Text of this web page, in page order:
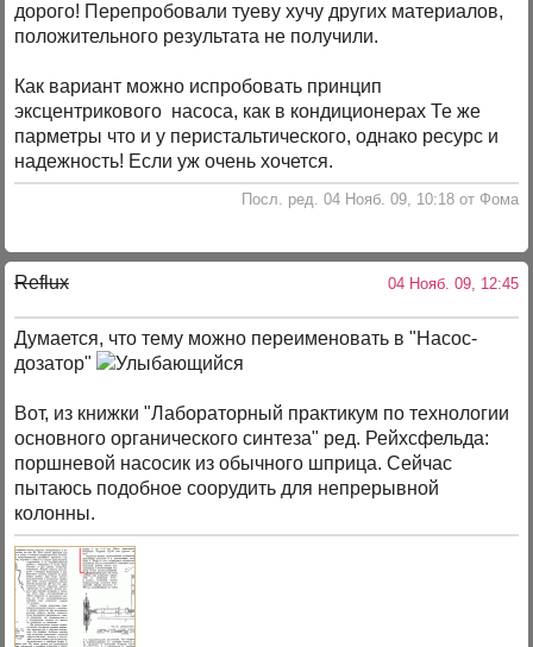
дорого! Перепробовали туеву хучу других материалов,
положительного результата не получили.
Как вариант можно испробовать принцип
эксцентрикового насоса, как в кондиционерах Те же
парметры что и у перистальтического, однако ресурс и
надежность! Если уж очень хочется.
Посл. ред. 04 Нояб. 09, 10:18 от Фома
Reflux 04 Нояб. 09, 12:45
Думается, что тему можно переименовать в "Насос-
дозатор"
Вот, из книжки "Лабораторный практикум по технологии
основного органического синтеза" ред. Рейхсфельда:
поршневой насосик из обычного шприца. Сейчас
пытаюсь подобное соорудить для непрерывной
колонны.